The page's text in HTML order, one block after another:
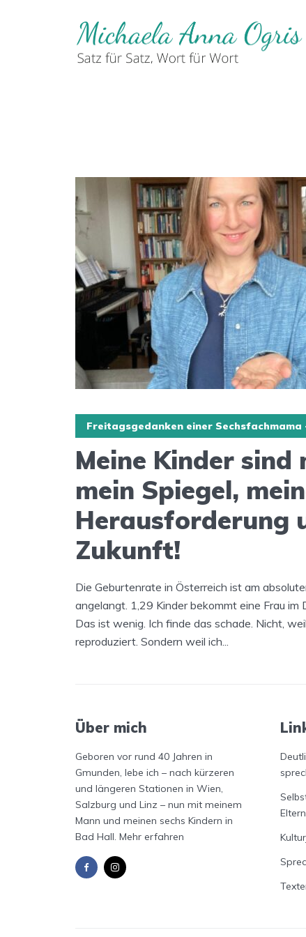
Freitagsgedanken einer Sechsfachmama
Meine Kinder sind
mein Spiegel,
Herausforderung
Zukunft!
Die Geburtenrate in Österreich ist am
angelangt. 1,29 Kinder bekommt eine Frau im
Das ist wenig. Ich finde das schade. Nicht,
reproduziert. Sondern weil ich...
Über mich
Geboren vor rund 40 Jahren in
Gmunden, lebe ich – nach kürzeren
und längeren Stationen in Wien,
Salzburg und Linz – nun mit meinem
Mann und meinen sechs Kindern in
Bad Hall. Mehr erfahren